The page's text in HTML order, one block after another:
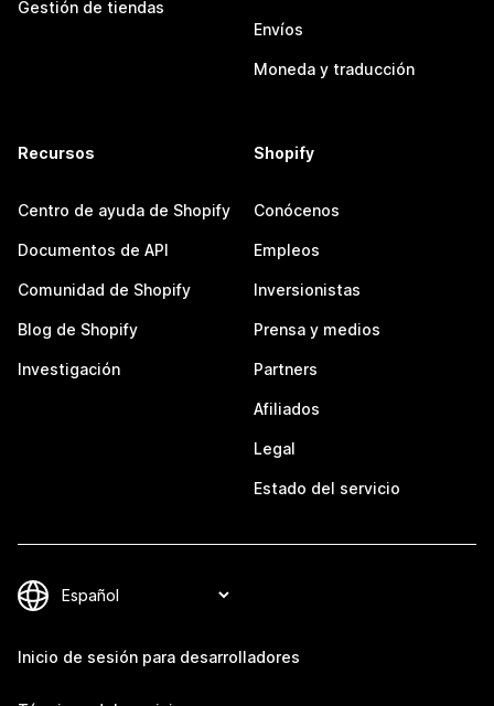
Gestión de tiendas
Envíos
Moneda y traducción
Recursos
Centro de ayuda de Shopify
Documentos de API
Comunidad de Shopify
Blog de Shopify
Investigación
Shopify
Conócenos
Empleos
Inversionistas
Prensa y medios
Partners
Afiliados
Legal
Estado del servicio
Inicio de sesión para desarrolladores